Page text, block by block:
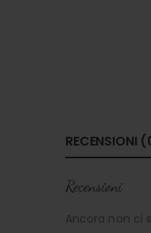
RECENSIONI
Recensioni
Ancora non ci